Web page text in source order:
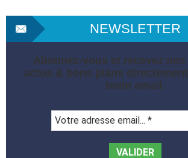
NEWSLETTER
Abonnez-vous et recevez
actus & bons plans
boite email.
adresse